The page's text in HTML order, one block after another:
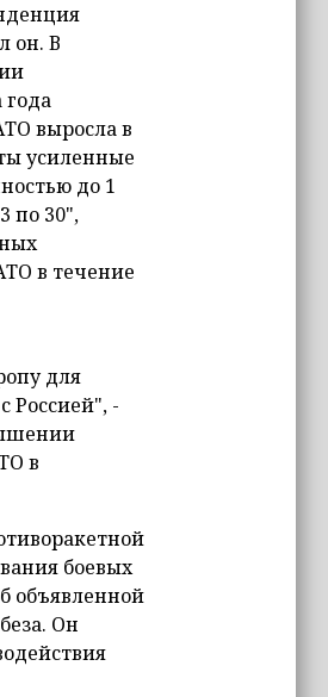
он. В
года
выросла в
усиленные
до 1
по 30",
в течение
для
Россией", -
в
боевых
объявленной
Он